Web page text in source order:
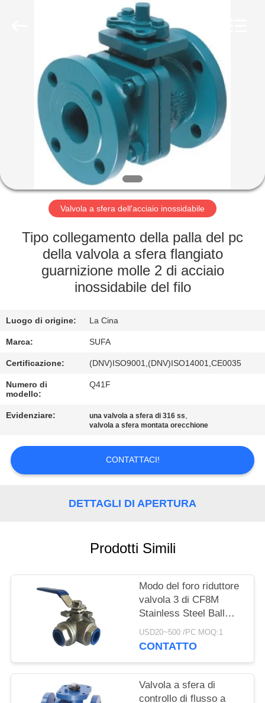
CASA.
PRODOTTI
VISITA
FABBRICA
CONTROLLO
CONTATTACI
NOTIZIE
CHIEDI UN
MAPPA
INFORMATIVA
SULLA
PRIVACY
Valvola a sfera dell'acciaio inossidabile
Tipo collegamento della palla del pc
della valvola a sfera flangiato
guarnizione molle 2 di acciaio
inossidabile del filo
Luogo di origine: La Cina
Marca: SUFA
Certificazione: (DNV)ISO9001,(DNV)ISO14001,CE0035
Numero di
modello:
Q41F
Evidenziare: una valvola a sfera di 316 ss,
valvola a sfera montata orecchione
CONTATTACI!
DETTAGLI DI APERTURA
Prodotti Simili
Modo del foro riduttore
valvola 3 di CF8M
Stainless Steel Ball
1000 PSI con il
collegamento del filo
USD20~500 /PC MOQ:1
CONTATTO
Valvola a sfera di
controllo di flusso a